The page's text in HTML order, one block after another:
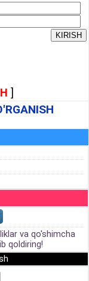
]
va qo'shimcha
qoldiring!